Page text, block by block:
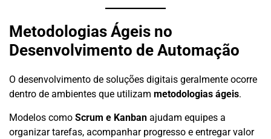
Metodologias Ágeis no
Desenvolvimento de Automação
O desenvolvimento de soluções digitais geralmente ocorre
dentro de ambientes que utilizam metodologias ágeis.
Modelos como Scrum e Kanban ajudam equipes a
organizar tarefas, acompanhar progresso e entregar valor